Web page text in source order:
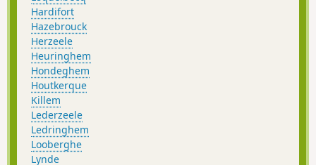
Hardifort
Hazebrouck
Herzeele
Heuringhem
Hondeghem
Houtkerque
Killem
Lederzeele
Ledringhem
Looberghe
Lynde